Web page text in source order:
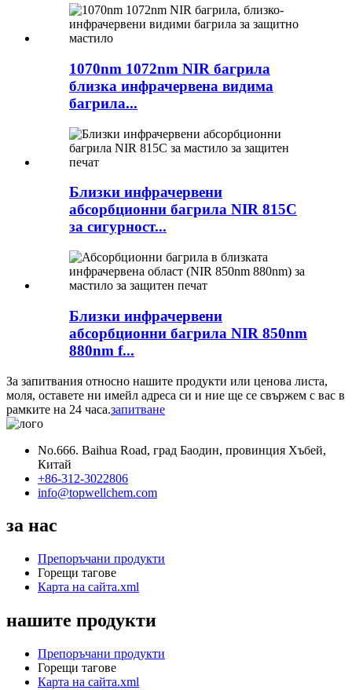
1070nm 1072nm NIR багрила
близка инфрачервена видима
багрила...
Близки инфрачервени
абсорбционни багрила NIR 815C
за сигурност...
Близки инфрачервени
абсорбционни багрила NIR 850nm
880nm f...
За запитвания относно нашите продукти или ценова листа,
моля, оставете ни имейл адреса си и ние ще се свържем с вас в
рамките на 24 часа.запитване
No.666. Baihua Road, град Баодин, провинция Хъбей,
Китай
+86-312-3022806
info@topwellchem.com
за нас
Препоръчани продукти
Горещи тагове
Карта на сайта.xml
нашите продукти
Препоръчани продукти
Горещи тагове
Карта на сайта.xml